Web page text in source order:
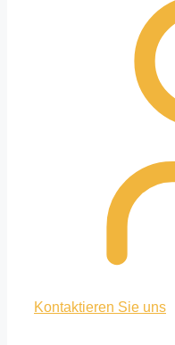
Kontaktieren Sie uns